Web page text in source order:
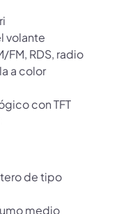
volante
FM, RDS, radio
a color
con TFT
de tipo
medio